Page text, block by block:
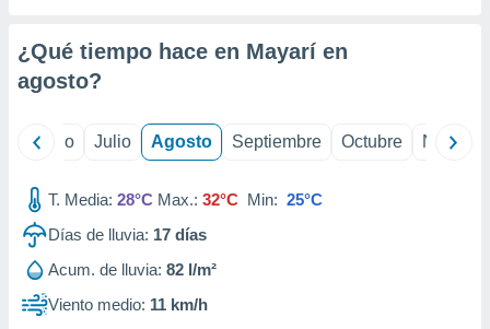
e
mediante
publicidad
publicidad
de
1199
¿Qué tiempo hace en Mayarí en
agosto?
Junio Julio Agosto Septiembre Octubre
T. Media: 28°C Max.: 32°C Min: 25°C
Días de lluvia: 17 días
Acum. de lluvia: 82 l/m²
Viento medio: 11 km/h